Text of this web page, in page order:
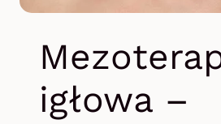
igłowa –